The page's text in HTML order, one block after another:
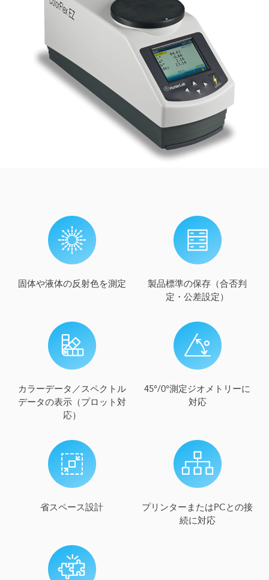
固体や液体の反射色を測定
製品標準の保存（合否判
定・公差設定）
カラーデータ／スペクトル
データの表示（プロット対
応）
45°/0°測定ジオメトリーに
対応
省スペース設計
プリンターまたはPCとの接
続に対応